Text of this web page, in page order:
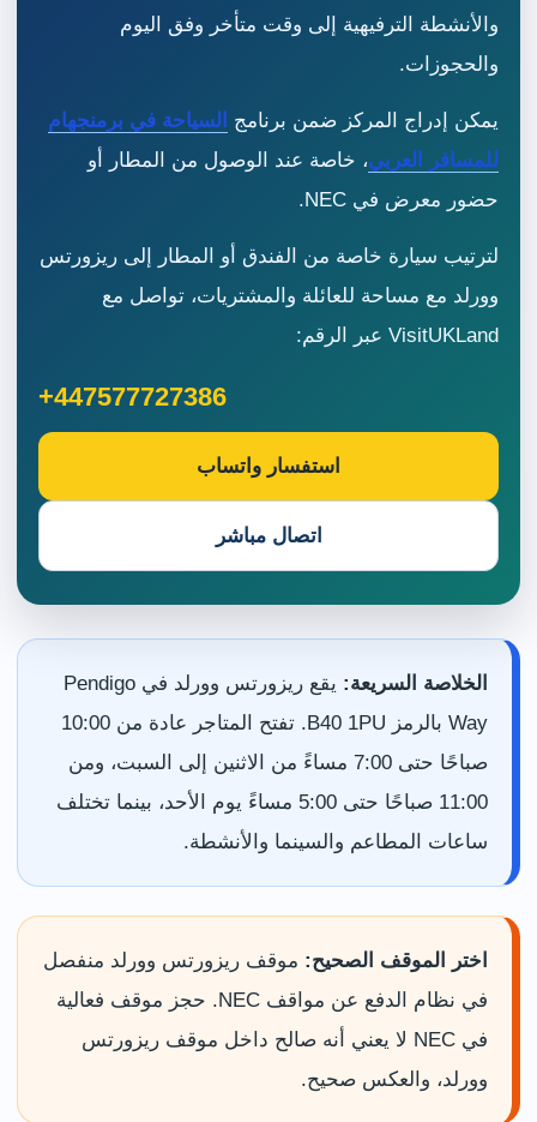
والأنشطة الترفيهية إلى وقت متأخر وفق اليوم
والحجوزات.
يمكن إدراج المركز ضمن برنامج السياحة في برمنجهام
للمسافر العربي، خاصة عند الوصول من المطار أو
حضور معرض في NEC.
لترتيب سيارة خاصة من الفندق أو المطار إلى ريزورتس
وورلد مع مساحة للعائلة والمشتريات، تواصل مع
VisitUKLand عبر الرقم:
+447577727386
استفسار واتساب
اتصال مباشر
الخلاصة السريعة:
يقع ريزورتس وورلد في Pendigo
Way بالرمز B40 1PU. تفتح المتاجر عادة من 10:00
صباحًا حتى 7:00 مساءً من الاثنين إلى السبت، ومن
11:00 صباحًا حتى 5:00 مساءً يوم الأحد، بينما تختلف
ساعات المطاعم والسينما والأنشطة.
اختر الموقف الصحيح: موقف ريزورتس وورلد منفصل
في نظام الدفع عن مواقف NEC. حجز موقف فعالية
في NEC لا يعني أنه صالح داخل موقف ريزورتس
وورلد، والعكس صحيح.